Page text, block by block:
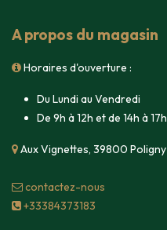
A propos du magasin
Horaires d'ouverture :
Du Lundi au Vendredi
De 9h à 12h et de 14h à 17h
Aux Vignettes, 39800 Poligny
contacte​z-nous
+33384373183